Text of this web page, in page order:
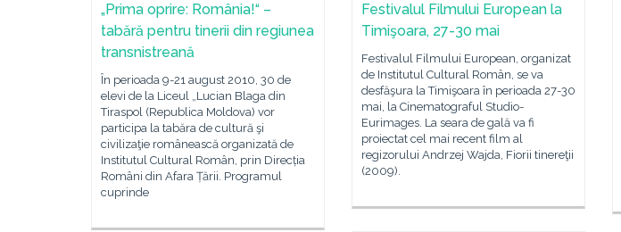
„Prima oprire: România!“ –
tabără pentru tinerii din regiunea
transnistreană
În perioada 9-21 august 2010, 30 de
elevi de la Liceul „Lucian Blaga din
Tiraspol (Republica Moldova) vor
participa la tabăra de cultură şi
civilizaţie românească organizată de
Institutul Cultural Român, prin Direcția
Români din Afara Țării. Programul
cuprinde
Festivalul Filmului European la
Timişoara, 27-30 mai
Festivalul Filmului European, organizat
de Institutul Cultural Român, se va
desfăşura la Timişoara în perioada 27-30
mai, la Cinematograful Studio-
Eurimages. La seara de gală va fi
proiectat cel mai recent film al
regizorului Andrzej Wajda, Fiorii tinereţii
(2009).